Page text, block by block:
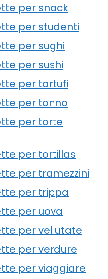
per snack
per studenti
per sughi
per sushi
per tartufi
per tonno
per torte
per tortillas
per tramezzini
per trippa
per uova
per vellutate
per verdure
per viaggiare